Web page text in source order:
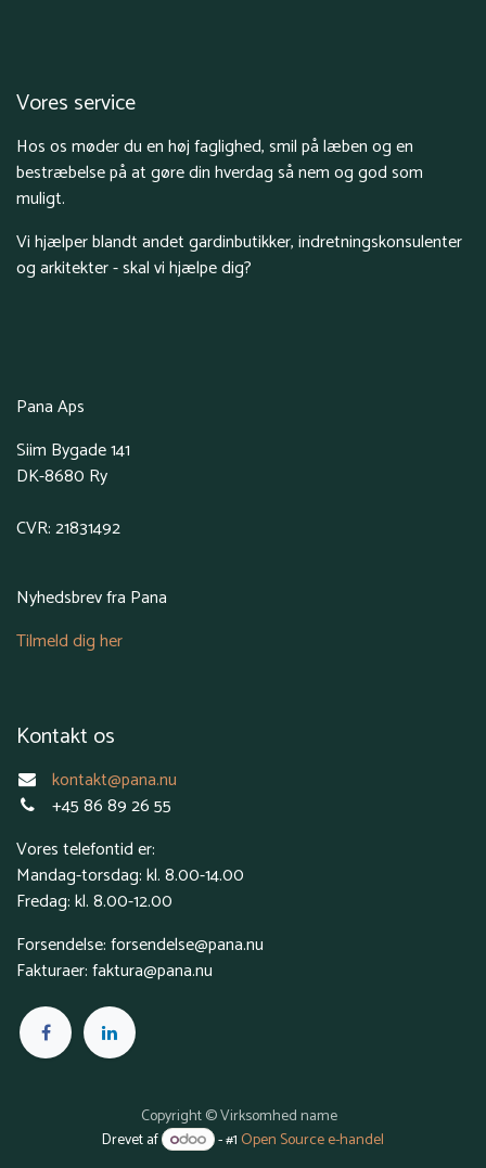
Vores service
Hos os møder du en høj faglighed, smil på læben og en
bestræbelse på at gøre din hverdag så nem og god som
muligt.
Vi hjælper blandt andet gardinbutikker, indretningskonsulenter
og arkitekter - skal vi hjælpe dig?
Pana Aps
Siim Bygade 141
DK-8680 Ry
CVR: 21831492
Nyhedsbrev fra Pana
Tilmeld dig her
Kontakt os
kontakt@pana.nu
+45 86 89 26 55
Vores telefontid er:
Mandag-torsdag: kl. 8.00-14.00
Fredag: kl. 8.00-12.00
Forsendelse: forsendelse@pana.nu
Fakturaer: faktura@pana.nu
Copyright © Virksomhed name
Drevet af
- #1 Open Source e-handel